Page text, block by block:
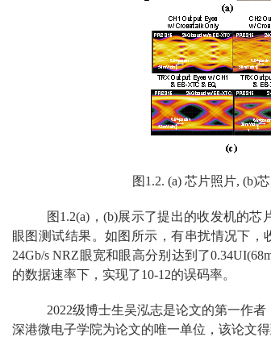
图1.2. (a) 芯片照片, (b)
图1.2(a)，(b)展示了提出的收发机的
眼图测试结果。如图所示，有串扰情况下，
24Gb/s NRZ眼宽和眼高分别达到了
的数据速率下，实现了10-12的误码率。
2022级博士生吴泓志是论文的第一作
深港微电子学院为论文的唯一单位，该论文